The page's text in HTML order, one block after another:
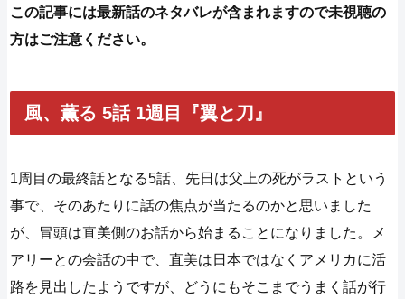
この記事には最新話のネタバレが含まれますので未視聴の
方はご注意ください。
風、薫る 5話 1週目『翼と刀』
1周目の最終話となる5話、先日は父上の死がラストという
事で、そのあたりに話の焦点が当たるのかと思いました
が、冒頭は直美側のお話から始まることになりました。メ
アリーとの会話の中で、直美は日本ではなくアメリカに活
路を見出したようですが、どうにもそこまでうまく話が行